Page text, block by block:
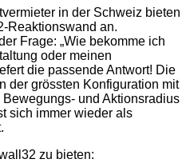
in der Schweiz bieten
Reaktionswand an.
Frage: „Wie bekomme ich
oder meinen
die passende Antwort! Die
der grössten Konfiguration mit
und Aktionsradius
sich immer wieder als
zu bieten: